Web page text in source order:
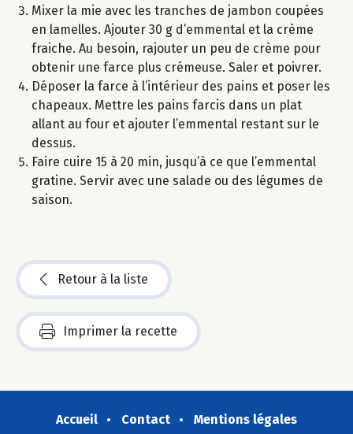
Mixer la mie avec les tranches de jambon coupées
en lamelles. Ajouter 30 g d’emmental et la crème
fraiche. Au besoin, rajouter un peu de crème pour
obtenir une farce plus crémeuse. Saler et poivrer.
Déposer la farce à l’intérieur des pains et poser les
chapeaux. Mettre les pains farcis dans un plat
allant au four et ajouter l’emmental restant sur le
dessus.
Faire cuire 15 à 20 min, jusqu’à ce que l’emmental
gratine. Servir avec une salade ou des légumes de
saison.
Retour à la liste
Imprimer la recette
Accueil Contact
Mentions légales